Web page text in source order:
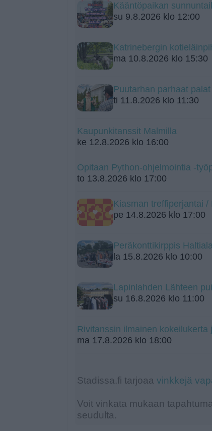
Kääntöpaikan
su 9.8.2026 klo 12:00
Katrinebergin
ma 10.8.2026 klo 15:30
Puutarhan parhaat
ti 11.8.2026 klo 11:30
Kaupunkitanssit Malmilla
ke 12.8.2026 klo 16:00
Opitaan Python-ohjelmointia -
to 13.8.2026 klo 17:00
Kiasman treffiperjantai
pe 14.8.2026 klo 17:00
Peräkonttikirppis
la 15.8.2026 klo 10:00
Lapinlahden Lähteen
su 16.8.2026 klo 11:00
Rivitanssin ilmainen kokeilukerta
ma 17.8.2026 klo 18:00
Stadissa.fi tarjoaa vinkkejä
Voit vinkata mukaan
seudulta.